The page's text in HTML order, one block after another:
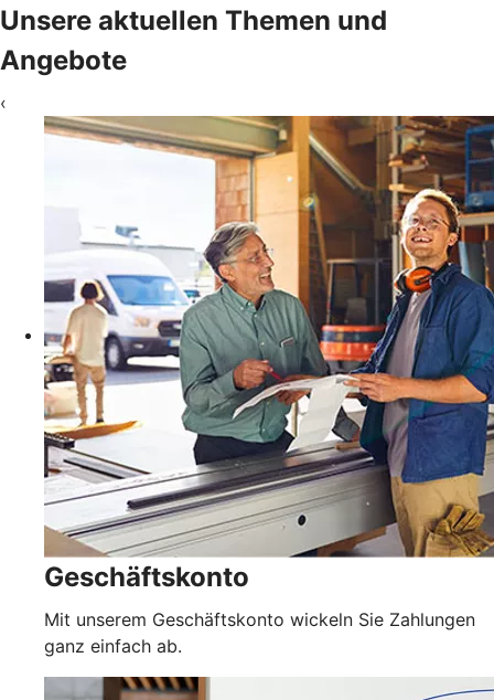
Unsere aktuellen Themen und
Angebote
‹
Geschäftskonto
Mit unserem Geschäftskonto wickeln Sie Zahlungen
ganz einfach ab.